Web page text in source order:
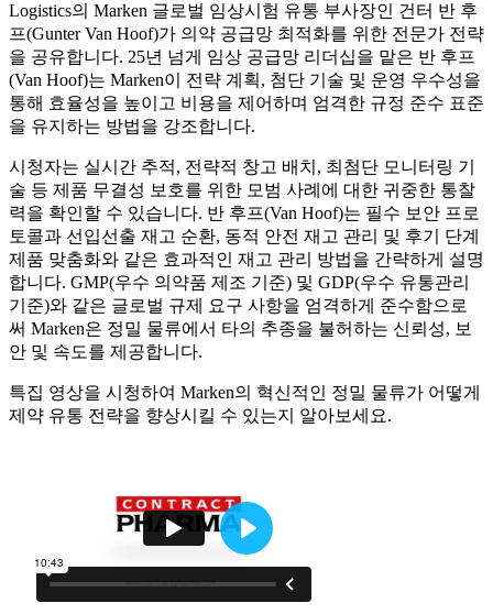
Logistics의 Marken 글로벌 임상시험 유통 부사장인 건터 반 후
프(Gunter Van Hoof)가 의약 공급망 최적화를 위한 전문가 전략
을 공유합니다. 25년 넘게 임상 공급망 리더십을 맡은 반 후프
(Van Hoof)는 Marken이 전략 계획, 첨단 기술 및 운영 우수성을
통해 효율성을 높이고 비용을 제어하며 엄격한 규정 준수 표준
을 유지하는 방법을 강조합니다.
시청자는 실시간 추적, 전략적 창고 배치, 최첨단 모니터링 기
술 등 제품 무결성 보호를 위한 모범 사례에 대한 귀중한 통찰
력을 확인할 수 있습니다. 반 후프(Van Hoof)는 필수 보안 프로
토콜과 선입선출 재고 순환, 동적 안전 재고 관리 및 후기 단계
제품 맞춤화와 같은 효과적인 재고 관리 방법을 간략하게 설명
합니다. GMP(우수 의약품 제조 기준) 및 GDP(우수 유통관리
기준)와 같은 글로벌 규제 요구 사항을 엄격하게 준수함으로
써 Marken은 정밀 물류에서 타의 추종을 불허하는 신뢰성, 보
안 및 속도를 제공합니다.
특집 영상을 시청하여 Marken의 혁신적인 정밀 물류가 어떻게
제약 유통 전략을 향상시킬 수 있는지 알아보세요.